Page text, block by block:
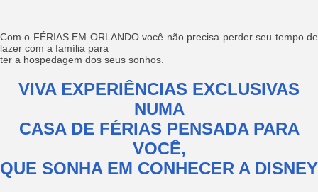
Com o FÉRIAS EM ORLANDO você não precisa perder seu tempo de
lazer com a família para
ter a hospedagem dos seus sonhos.
VIVA EXPERIÊNCIAS EXCLUSIVAS
NUMA
CASA DE FÉRIAS PENSADA PARA
VOCÊ,
QUE SONHA EM CONHECER A DISNEY